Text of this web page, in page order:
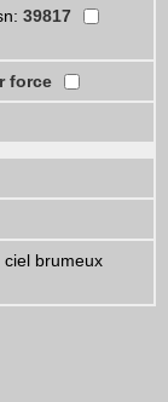
39817
force
ciel brumeux